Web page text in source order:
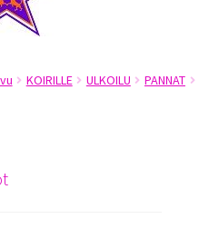
KOIRILLE ULKOILU PANNAT